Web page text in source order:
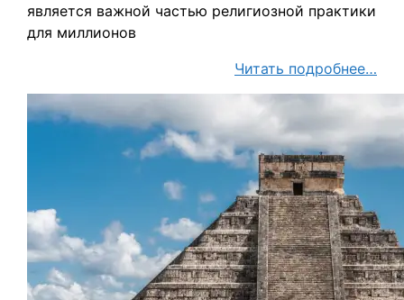
является важной частью религиозной практики
для миллионов
Читать подробнее…